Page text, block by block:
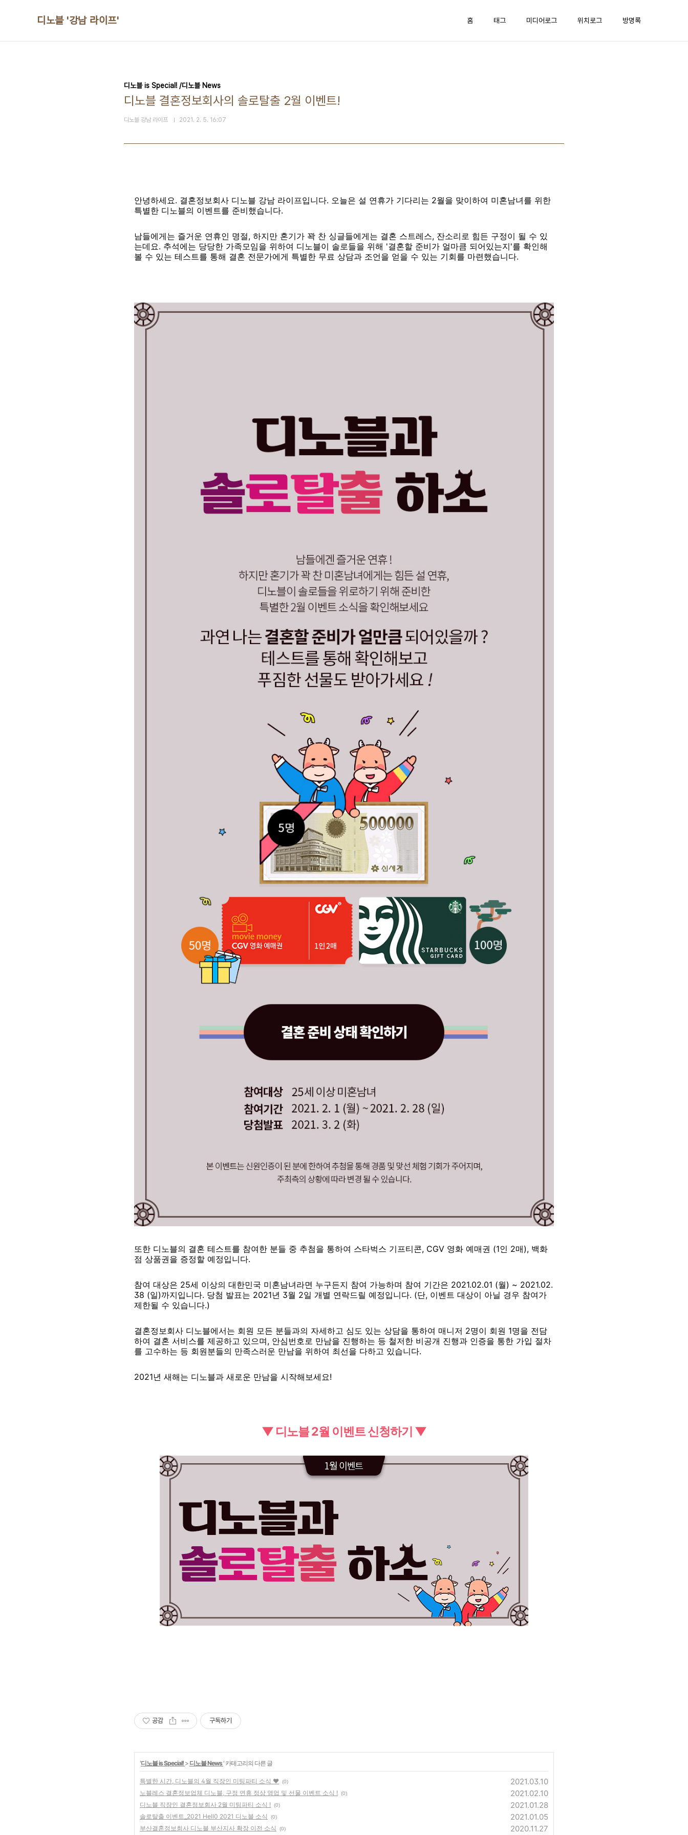
디노블 '강남 라이프' 홈 태그 미디어로그 위치로그 방명록
디노블 is Special! /디노블 News
디노블 결혼정보회사의 솔로탈출 2월 이벤트!
디노블 강남 라이프 2021. 2. 5. 16:07
안녕하세요. 결혼정보회사 디노블 강남 라이프입니다. 오늘은 설 연휴가 기다리는 2월을 맞이하여 미혼남녀를 위한
특별한 디노블의 이벤트를 준비했습니다.
남들에게는 즐거운 연휴인 명절, 하지만 혼기가 꽉 찬 싱글들에게는 결혼 스트레스, 잔소리로 힘든 구정이 될 수 있
는데요. 추석에는 당당한 가족모임을 위하여 디노블이 솔로들을 위해 '결혼할 준비가 얼마큼 되어있는지'를 확인해
볼 수 있는 테스트를 통해 결혼 전문가에게 특별한 무료 상담과 조언을 얻을 수 있는 기회를 마련했습니다.
또한 디노블의 결혼 테스트를 참여한 분들 중 추첨을 통하여 스타벅스 기프티콘, CGV 영화 예매권 (1인 2매), 백화
점 상품권을 증정할 예정입니다.
참여 대상은 25세 이상의 대한민국 미혼남녀라면 누구든지 참여 가능하며 참여 기간은 2021.02.01 (월) ~ 2021.02.
38 (일)까지입니다. 당첨 발표는 2021년 3월 2일 개별 연락드릴 예정입니다. (단, 이벤트 대상이 아닐 경우 참여가
제한될 수 있습니다.)
결혼정보회사 디노블에서는 회원 모든 분들과의 자세하고 심도 있는 상담을 통하여 매니저 2명이 회원 1명을 전담
하여 결혼 서비스를 제공하고 있으며, 안심번호로 만남을 진행하는 등 철저한 비공개 진행과 인증을 통한 가입 절차
를 고수하는 등 회원분들의 만족스러운 만남을 위하여 최선을 다하고 있습니다.
2021년 새해는 디노블과 새로운 만남을 시작해보세요!
▼ 디노블 2월 이벤트 신청하기 ▼
공감 구독하기
'디노블 is Special! > 디노블 News' 카테고리의 다른 글
특별한 시간, 디노블의 4월 직장인 미팅파티 소식 ♥ (0) 2021.03.10
노블레스 결혼정보업체 디노블, 구정 연휴 정상 영업 및 선물 이벤트 소식 ! (0) 2021.02.10
디노블 직장인 결혼정보회사 2월 미팅파티 소식 ! (0) 2021.01.28
솔로탈출 이벤트_2021 Hell0 2021 디노블 소식 (0) 2021.01.05
부산결혼정보회사 디노블 부산지사 확장 이전 소식 (0) 2020.11.27